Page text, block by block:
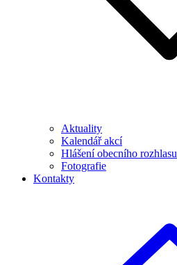
Aktuality
Kalendář akcí
Hlášení obecního rozhlasu
Fotografie
Kontakty